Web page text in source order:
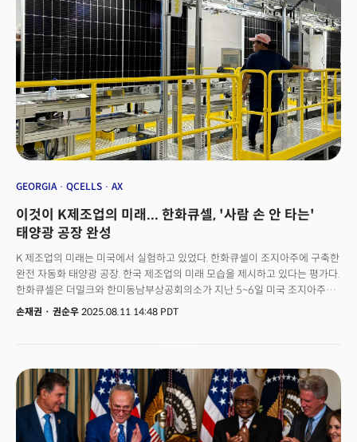
GEORGIA QCELLS AX
이것이 K제조업의 미래... 한화큐셀, '사람 손 안 타는'
태양광 공장 완성
K 제조업의 미래는 미국에서 실험하고 있었다. 한화큐셀이 조지아주에 구축한
완전 자동화 태양광 공장. 한국 제조업의 미래 모습을 제시하고 있다는 평가다.
한화큐셀은 더밀크와 한미동남부상공회의소가 지난 5~6일 미국 조지아주
애틀랜타에서 개최한 'UKIS 2025'의 'K-자동화 글로벌 전략' 컨퍼런스에서
"우리는 무역 장벽이나 보조금에만 의존할 수 없다는 걸 안다. 계속 혁신해야
한다. 한화큐셀의 스마트팩토리는 기술경쟁력 핵심이자 미국 내 리쇼어링의
상징적 모델”이라고 강조했다.한화큐셀은 2018년 첫 투자를 시작으로
최근까지 약 27억5000만 달러(약 3조7000억원)를 투입, 두 곳의 생산
거점을 마련했다. 이 공장은 태양전지 제조 과정에서 사람의 손을 전혀 거치지
손재권 · 권순우 2025.08.11 14:48 PDT